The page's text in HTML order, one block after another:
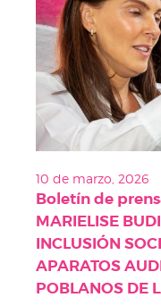
10 de marzo, 2026
Boletín de
MARIELISE
INCLUSIÓN
APARATOS
POBLANOS DE